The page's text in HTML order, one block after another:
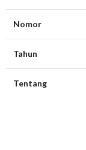
Nomor
Tahun
Tentang